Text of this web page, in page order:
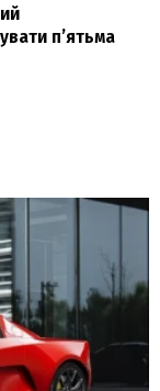
пʼятьма